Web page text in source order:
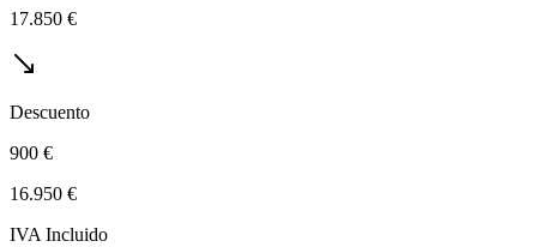
17.850 €
Descuento
900 €
16.950 €
IVA Incluido